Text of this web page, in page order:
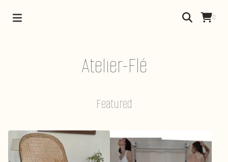
0
Atelier-Flé
Featured